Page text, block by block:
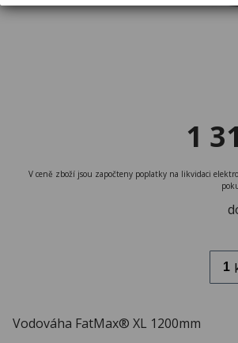
1
V ceně zboží jsou započteny poplatky na likvidaci
Vodováha FatMax® XL 1200mm